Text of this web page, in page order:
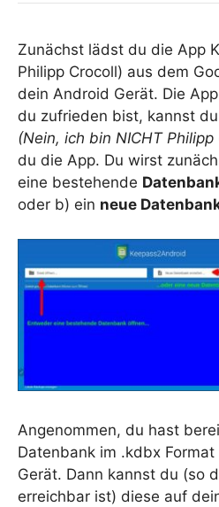
Zunächst lädst du die App
Philipp Crocoll) aus dem
dein Android Gerät. Die
du zufrieden bist, kannst
(Nein, ich bin NICHT Philipp
du die App. Du wirst
eine bestehende
oder b) ein neue
Angenommen, du hast
Datenbank im .kdbx
Gerät. Dann kannst du (so
erreichbar ist) diese auf